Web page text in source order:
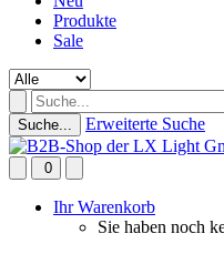
Produkte
Sale
Suche... Erweiterte Suche
0
Ihr Warenkorb
Sie haben noch